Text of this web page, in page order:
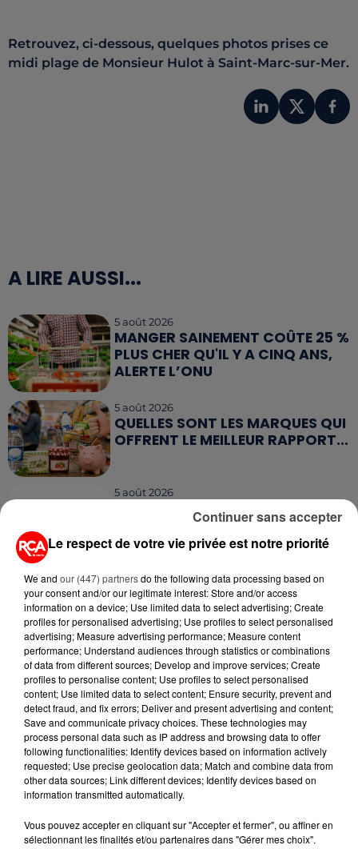
Retrouvez, ci-dessous, quelques photos prises ce
midi plage de Monsieur Hulot à Saint-Marc-sur-Mer.
A LIRE AUSSI...
5 août 2026
MANGER SAINEMENT COÛTE 25 %
PLUS CHER QU'IL Y A CINQ ANS,
ALERTE L’ONU
5 août 2026
QUELLES SONT LES MARQUES QUI
OFFRENT LE MEILLEUR RAPPORT...
5 août 2026
MOUCHES : LES 5 RÉFLEXES À
ADOPTER POUR ÉVITER
L'INVASION CET ÉTÉ...
4 août 2026
ÉCLIPSE SOLAIRE DU 12 AOÛT : LA
RUÉE VERS LES LUNETTES DE...
4 août 2026
CAMPING-CAR : CE QUE VOUS
AVEZ LE DROIT DE FAIRE... ET LES
ERREURS...
3 août 2026
ASSURANCES : TOUT SAVOIR
SUR L'AUGMENTATION DE LA «
TAXE ATTENTAT »...
Le respect de votre vie privée est notre priorité
We and our (447) partnersdo the following data processing based on
your consent and/or our legitimate interest: Store and/or access
information on a device; Use limited data to select advertising; Create
profiles for personalised advertising; Use profiles to select personalised
advertising; Measure advertising performance; Measure content
performance; Understand audiences through statistics or combinations
of data from different sources; Develop and improve services; Create
profiles to personalise content; Use profiles to select personalised
content; Use limited data to select content; Ensure security, prevent and
detect fraud, and fix errors; Deliver and present advertising and content;
Save and communicate privacy choices. These technologies may
process personal data such as IP address and browsing data to offer
following functionalities: Identify devices based on information actively
requested; Use precise geolocation data; Match and combine data from
other data sources; Link different devices; Identify devices based on
information transmitted automatically.
Vous pouvez accepter en cliquant sur "Accepter et fermer", ou affiner en
sélectionnant les finalités et/ou partenaires dans "Gérer mes choix".
Continuer sans accepter